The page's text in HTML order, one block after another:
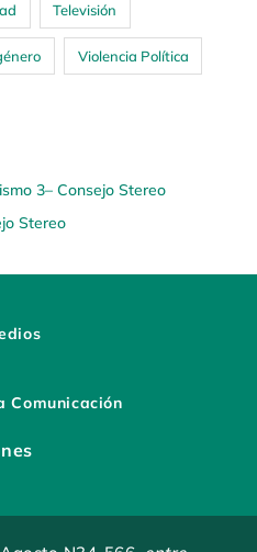
Televisión
Violencia Política
3– Consejo Stereo
Stereo
Comunicación